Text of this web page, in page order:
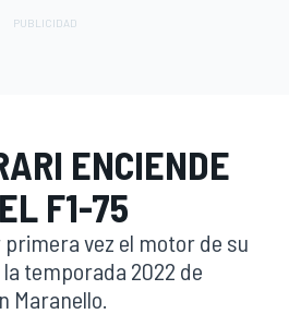
ENCIENDE
F1-75
vez el motor de su
temporada 2022 de
Maranello.